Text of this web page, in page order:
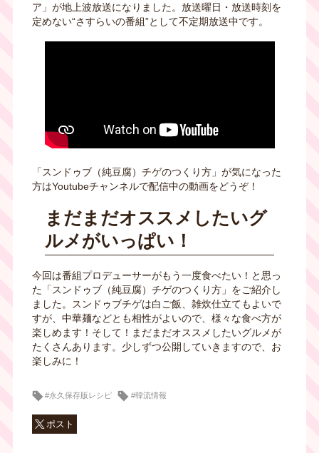
ア」が地上波放送になりました。放送曜日・放送時刻を
定めない“さすらいの番組”として不定期放送中です。
「スンドゥブ（純豆腐）チゲのつくり方」が気になった
方はYoutubeチャンネルで配信中の動画をどうぞ！
まだまだオススメしたいグ
ルメがいっぱい！
今回は番組プロデューサーがもう一度食べたい！と思っ
た「スンドゥブ（純豆腐）チゲのつくり方」をご紹介し
ました。スンドゥブチゲは白ご飯、雑炊仕立てもよいで
すが、中華麺などとも相性がよいので、様々な食べ方が
楽しめます！そして！まだまだオススメしたいグルメが
たくさんあります。少しずつ公開していきますので、お
楽しみに！
#永久保存版レシピ #韓流情報
ポスト